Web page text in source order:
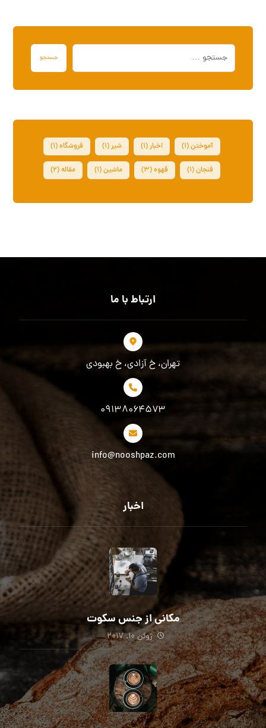
جستجو
آموختن(۱) اخبار(۱) شیر(۱) فروشگاه(۱)
فنجان(۱) قهوه(۳) ماشین(۱) مقاله(۲)
ارتباط با ما
تهران، خ آزادی، خ بهبودی
۰۹۱۳۸۰۶۴۵۷۳
info@nooshpaz.com
اخبار
مکانی از جنس سکوت
ژوئن ۱۰, ۲۰۱۷